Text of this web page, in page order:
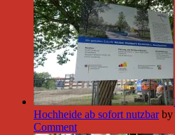
Hochheide ab sofort nutzbar by
Comment